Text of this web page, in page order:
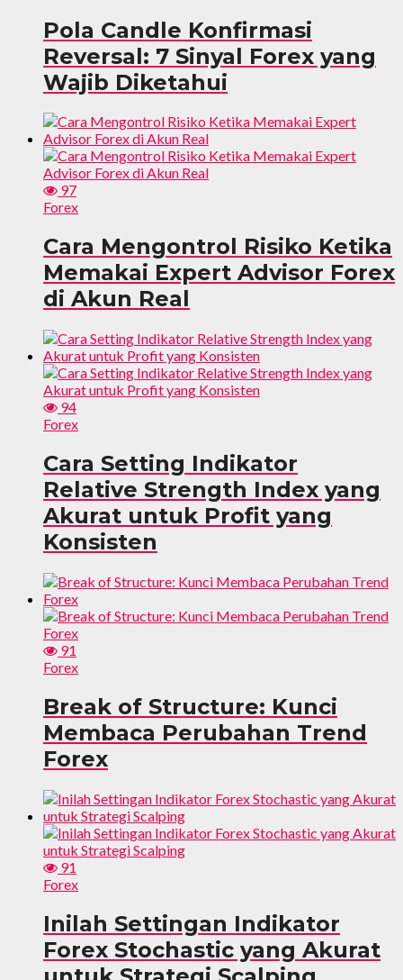
Pola Candle Konfirmasi
Reversal: 7 Sinyal Forex yang
Wajib Diketahui
97
Forex
Cara Mengontrol Risiko Ketika
Memakai Expert Advisor Forex
di Akun Real
94
Forex
Cara Setting Indikator
Relative Strength Index yang
Akurat untuk Profit yang
Konsisten
91
Forex
Break of Structure: Kunci
Membaca Perubahan Trend
Forex
91
Forex
Inilah Settingan Indikator
Forex Stochastic yang Akurat